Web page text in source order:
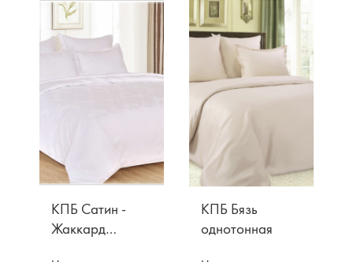
КПБ Сатин -
Жаккард
КПБ Бязь
однотонная